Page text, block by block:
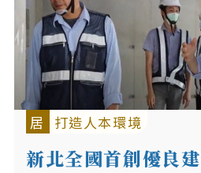
居 打造人本環境
新北全國首創優良